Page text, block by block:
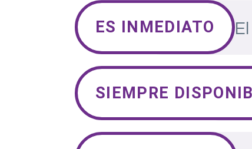
ES INMEDIATO
SIEMPRE